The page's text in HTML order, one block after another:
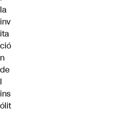
la
inv
ita
ció
n
de
l
ins
ólit